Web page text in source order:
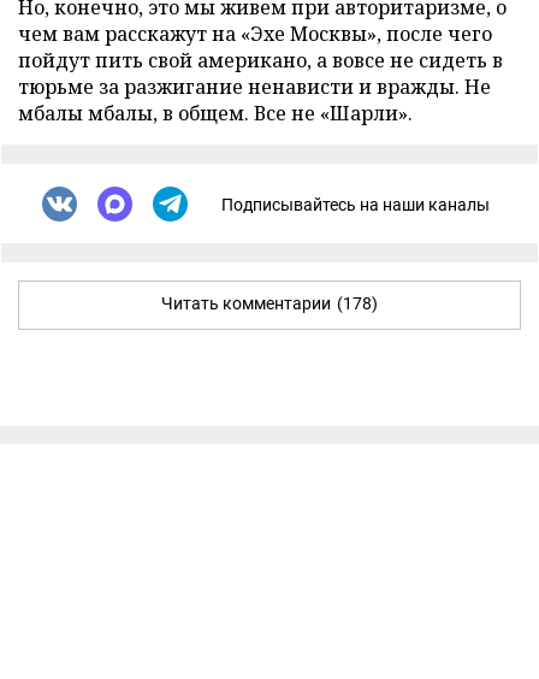
Но, конечно, это мы живем при авторитаризме, о
чем вам расскажут на «Эхе Москвы», после чего
пойдут пить свой американо, а вовсе не сидеть в
тюрьме за разжигание ненависти и вражды. Не
мбалы мбалы, в общем. Все не «Шарли».
Подписывайтесь на наши каналы
Читать комментарии (178)